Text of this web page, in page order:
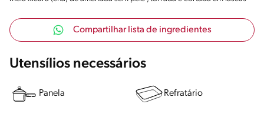
Compartilhar lista de ingredientes
Utensílios necessários
Panela Refratário